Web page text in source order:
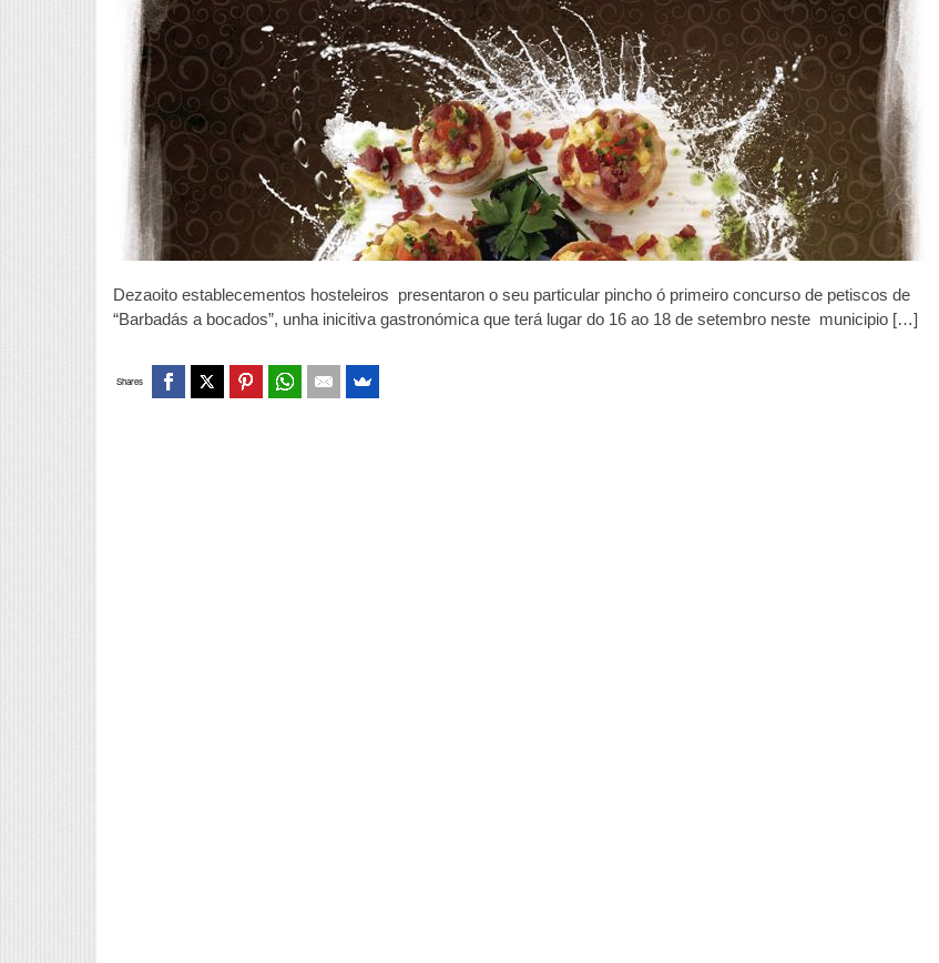
“Barbadás
a
bocados”
Dezaoito establecementos hosteleiros presentaron o seu particular pincho ó primeiro concurso de petiscos de
“Barbadás a bocados”, unha inicitiva gastronómica que terá lugar do 16 ao 18 de setembro neste municipio […]
Shares